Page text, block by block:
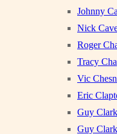
Johnny
Nick
Roger
Tracy
Vic
Eric
Guy Clark
Guy